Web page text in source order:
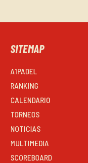
SITEMAP
A1PADEL
RANKING
CALENDARIO
TORNEOS
NOTICIAS
MULTIMEDIA
SCOREBOARD